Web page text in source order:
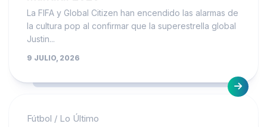
La FIFA y Global Citizen han encendido las alarmas de
la cultura pop al confirmar que la superestrella global
Justin...
9 JULIO, 2026
Fútbol / Lo Último